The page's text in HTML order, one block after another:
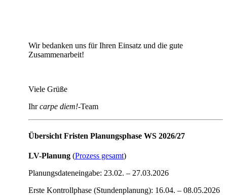
Wir bedanken uns für Ihren Einsatz und die gute
Zusammenarbeit!
Viele Grüße
Ihrcarpe diem!-Team
Übersicht Fristen Planungsphase WS 2026/27
LV-Planung (Prozess gesamt)
Planungsdateneingabe: 23.02. – 27.03.2026
Erste Kontrollphase (Stundenplanung): 16.04. – 08.05.2026